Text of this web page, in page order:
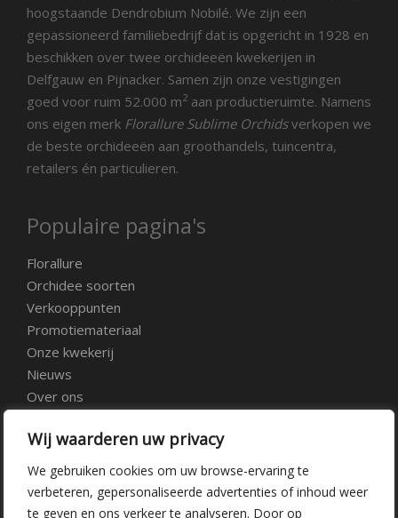
Wij waarderen uw privacy
We gebruiken cookies om uw browse-ervaring te
verbeteren, gepersonaliseerde advertenties of inhoud weer
te geven en ons verkeer te analyseren. Door op
hoogstaande Dendrobium Nobilé. We zijn een
gepassioneerd familiebedrijf dat is opgericht in 1928 en
beschikken over twee orchideeën kwekerijen in
Delfgauw en Pijnacker. Samen zijn onze vestigingen
goed voor ruim 52.000 m2 aan productieruimte. Namens
ons eigen merk Florallure Sublime Orchidsverkopen we
de beste orchideeën aan groothandels, tuincentra,
retailers én particulieren.
Populaire pagina's
Florallure
Orchidee soorten
Verkooppunten
Promotiemateriaal
Onze kwekerij
Nieuws
Over ons
Vacatures
Contact